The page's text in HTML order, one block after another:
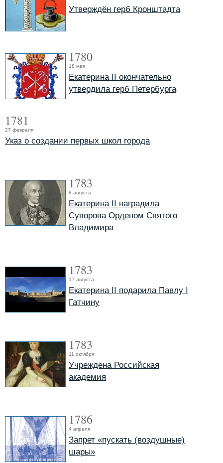
Утверждён герб Кронштадта
1780
18 мая
Екатерина II окончательно
утвердила герб Петербурга
1781
27 февраля
Указ о создании первых школ города
1783
8 августа
Екатерина II наградила
Суворова Орденом Святого
Владимира
1783
17 августа
Екатерина II подарила Павлу I
Гатчину
1783
11 октября
Учреждена Российская
академия
1786
4 апреля
Запрет «пускать (воздушные)
шары»